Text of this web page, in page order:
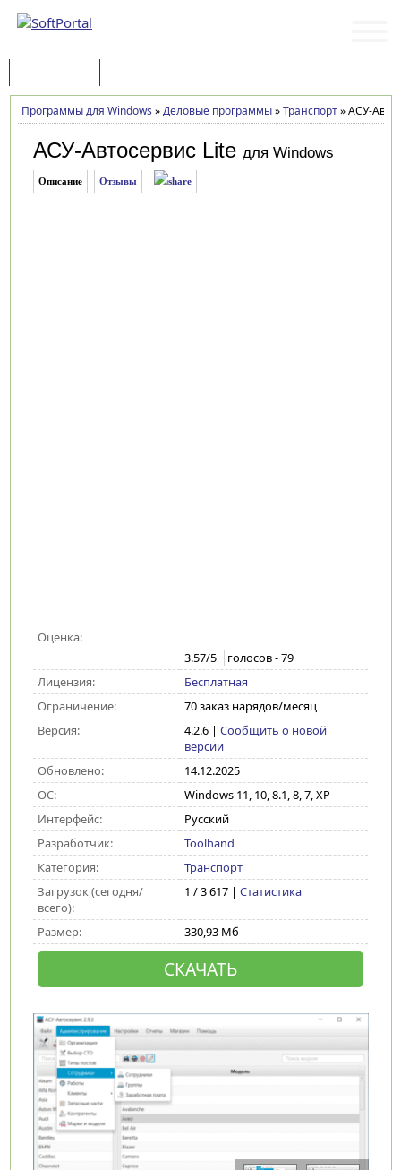
Программы для Windows »Деловые программы»Транспорт»АСУ-
АСУ-Автосервис Lite для Windows
Описание Отзывы
Оценка:
3.57/5 голосов -79
Лицензия:
Бесплатная
Ограничение:
70 заказ нарядов/месяц
Версия:
4.2.6| Сообщить о новой
версии
Обновлено:
14.12.2025
ОС:
Windows 11, 10, 8.1, 8, 7, XP
Интерфейс:
Русский
Разработчик:
Toolhand
Категория:
Транспорт
Загрузок (сегодня/
всего):
1 / 3 617 | Статистика
Размер: 330,93 Мб
СКАЧАТЬ